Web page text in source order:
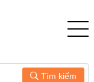
Tìm kiếm